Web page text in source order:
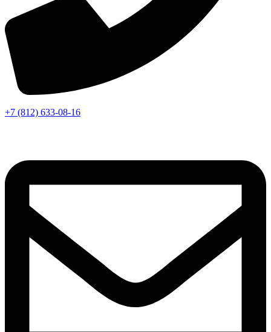
+7 (812) 633-08-16